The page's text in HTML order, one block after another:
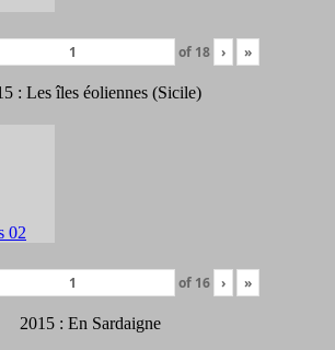
of 18 › »
: Les îles éoliennes (Sicile)
of 16 › »
2015 : En Sardaigne